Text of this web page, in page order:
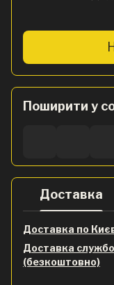
Поширити у
Доставка
Доставка по
Доставка
(безкоштовно)